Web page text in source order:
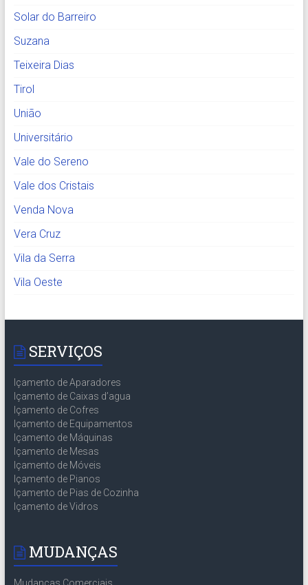
Solar do Barreiro
Suzana
Teixeira Dias
Tirol
União
Universitário
Vale do Sereno
Vale dos Cristais
Venda Nova
Vera Cruz
Vila da Serra
Vila Oeste
SERVIÇOS
Içamento de Aparadores
Içamento de Caixas d’agua
Içamento de Cofres
Içamento de Equipamentos
Içamento de Máquinas
Içamento de Mesas
Içamento de Móveis
Içamento de Pianos
Içamento de Pias de Cozinha
Içamento de Vidros
MUDANÇAS